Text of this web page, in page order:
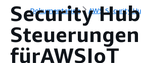
Dokumentation AWS Security
Security
Steuerungen
fürAWSIoT